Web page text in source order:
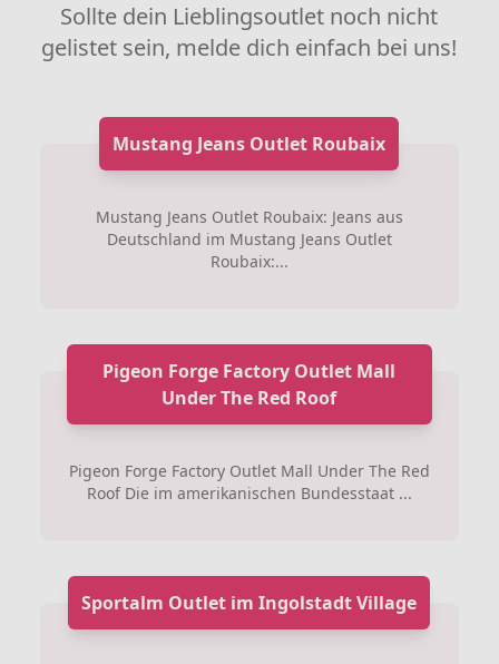
Sollte dein Lieblingsoutlet noch nicht
gelistet sein, melde dich einfach bei uns!
Mustang Jeans Outlet Roubaix
Mustang Jeans Outlet Roubaix: Jeans aus
Deutschland im Mustang Jeans Outlet
Roubaix:...
Pigeon Forge Factory Outlet Mall
Under The Red Roof
Pigeon Forge Factory Outlet Mall Under The Red
Roof Die im amerikanischen Bundesstaat ...
Sportalm Outlet im Ingolstadt Village